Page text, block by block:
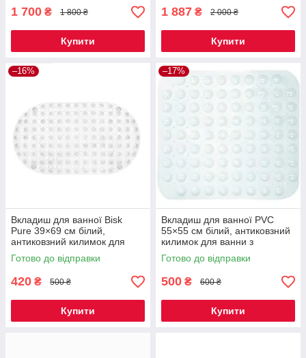
1 700 ₴ 1 800 ₴
Купити
1 887 ₴ 2 000 ₴
Купити
–16%
Вкладиш для ванної Bisk
Pure 39×69 см білий,
антиковзний килимок для
ванни з присосками, PVC,
захист від ковзання
Готово до відправки
420 ₴ 500 ₴
Купити
–17%
Вкладиш для ванної PVC
55×55 см білий, антиковзний
килимок для ванни з
присосками, захисний
килимок від ковзання
Готово до відправки
500 ₴ 600 ₴
Купити